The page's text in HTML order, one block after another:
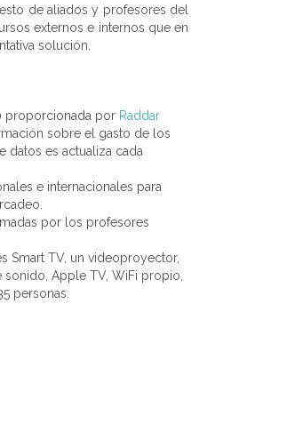
de aliados y profesores del
externos e internos que en
solución.
proporcionada por Raddar
sobre el gasto de los
datos es actualiza cada
e internacionales para
por los profesores
Smart TV, un videoproyector,
Apple TV, WiFi propio,
personas.